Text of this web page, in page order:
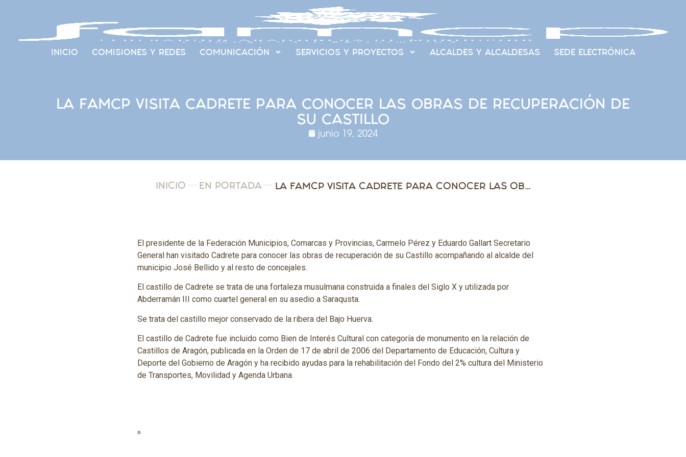
INICIO COMISIONES Y REDES COMUNICACIÓN SERVICIOS Y PROYECTOS ALCALDES Y ALCALDESAS SEDE ELECTRÓNICA
LA FAMCP VISITA CADRETE PARA CONOCER LAS OBRAS DE RECUPERACIÓN DE
SU CASTILLO
junio 19, 2024
INICIO EN PORTADA LA FAMCP VISITA CADRETE PARA CONOCER LAS OBRAS DE RECUPERACIÓN DE SU CASTILLO
El presidente de la Federación Municipios, Comarcas y Provincias, Carmelo Pérez y Eduardo Gallart Secretario
General han visitado Cadrete para conocer las obras de recuperación de su Castillo acompañando al alcalde del
municipio José Bellido y al resto de concejales.
El castillo de Cadrete se trata de una fortaleza musulmana construida a finales del Siglo X y utilizada por
Abderramán III como cuartel general en su asedio a Saraqusta.
Se trata del castillo mejor conservado de la ribera del Bajo Huerva.
El castillo de Cadrete fue incluido como Bien de Interés Cultural con categoría de monumento en la relación de
Castillos de Aragón, publicada en la Orden de 17 de abril de 2006 del Departamento de Educación, Cultura y
Deporte del Gobierno de Aragón y ha recibido ayudas para la rehabilitación del Fondo del 2% cultura del Ministerio
de Transportes, Movilidad y Agenda Urbana.
º